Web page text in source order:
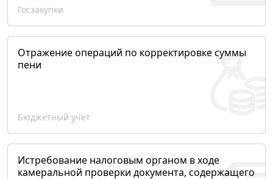
Госзакупки
Отражение операций по корректировке суммы
пени
Бюджетный учет
Истребование налоговым органом в ходе
камеральной проверки документа, содержащего